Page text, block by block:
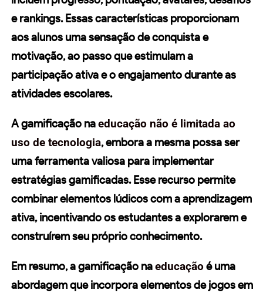
e rankings. Essas características proporcionam
aos alunos uma sensação de conquista e
motivação, ao passo que estimulam a
participação ativa e o engajamento durante as
atividades escolares.
A gamificação naeducação não é limitada ao
uso de tecnologia, embora a mesma possa ser
uma ferramenta valiosa para implementar
estratégias gamificadas. Esse recurso permite
combinar elementos lúdicos com aaprendizagem
ativa, incentivando os estudantes a explorarem e
construírem seu próprio conhecimento.
Em resumo, a gamificação naeducação é uma
abordagem que incorpora elementos de jogos em